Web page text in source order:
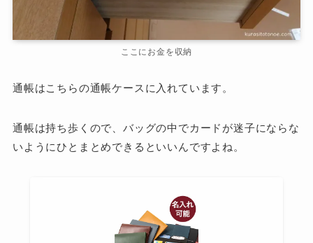
ここにお金を収納
通帳はこちらの通帳ケースに入れています。
通帳は持ち歩くので、バッグの中でカードが迷子にならな
いようにひとまとめできるといいんですよね。